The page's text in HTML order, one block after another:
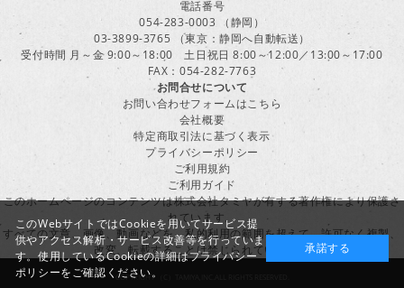
電話番号
054-283-0003 （静岡）
03-3899-3765 （東京：静岡へ自動転送）
受付時間 月～金 9:00～18:00 土日祝日 8:00～12:00／13:00～17:00
FAX：054-282-7763
お問合せについて
お問い合わせフォームはこちら
会社概要
特定商取引法に基づく表示
プライバシーポリシー
ご利用規約
ご利用ガイド
このホームページのコンテンツは株式会社タミヤが有する著作権により保護さ
れています。
すべての文章、画像、動画などを、私的利用の範囲を超えて、許可なく複製、
改変、転載することは禁じられています。
COPYRIGHT （C）TAMIYA,INC.ALL RIGHTS RESERVED.
このWebサイトではCookieを用いてサービス提
供やアクセス解析・サービス改善等を行っていま
す。使用しているCookieの詳細はプライバシー
ポリシーをご確認ください。
承諾する